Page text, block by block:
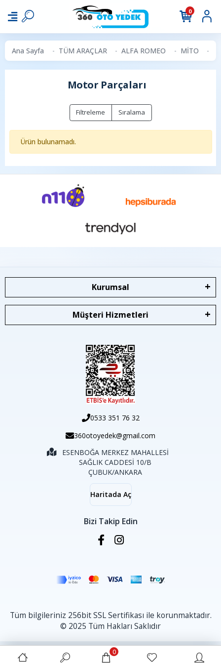
0
Ana Sayfa TÜM ARAÇLAR ALFA ROMEO MİTO
Motor Parçaları
Filtreleme Sıralama
Ürün bulunamadı.
Kurumsal
Müşteri Hizmetleri
0533 351 76 32
360otoyedek@gmail.com
ESENBOĞA MERKEZ MAHALLESİ
SAĞLIK CADDESİ 10/B
ÇUBUK/ANKARA
Haritada Aç
Bizi Takip Edin
Tüm bilgileriniz 256bit SSL Sertifikası ile korunmaktadır.
© 2025 Tüm Hakları Saklıdır
0